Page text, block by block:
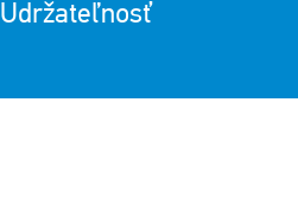
Udržateľnosť